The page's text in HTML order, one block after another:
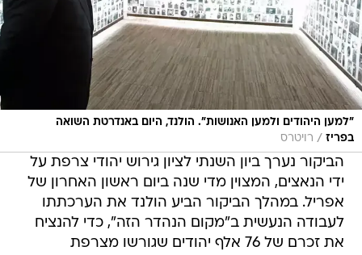
"למען היהודים ולמען האנושות". הולנד, היום באנדרטת השואה
בפריז / רויטרס
הביקור נערך ביון השנתי לציון גירוש יהודי צרפת על
ידי הנאצים, המצוין מדי שנה ביום ראשון האחרון של
אפריל. במהלך הביקור הביע הולנד את הערכתתו
לעבודה הנעשית ב"מקום הנהדר הזה", כדי להנציח
את זכרם של 76 אלף יהודים שגורשו מצרפת